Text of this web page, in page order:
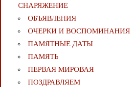
СНАРЯЖЕНИЕ
ОБЪЯВЛЕНИЯ
ОЧЕРКИ И ВОСПОМИНАНИЯ
ПАМЯТНЫЕ ДАТЫ
ПАМЯТЬ
ПЕРВАЯ МИРОВАЯ
ПОЗДРАВЛЯЕМ